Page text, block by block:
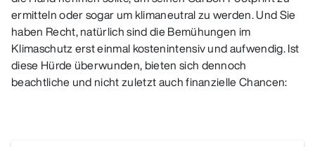
ermitteln oder sogar um klimaneutral zu werden. Und Sie
haben Recht, natürlich sind die Bemühungen im
Klimaschutz erst einmal kostenintensiv und aufwendig. Ist
diese Hürde überwunden, bieten sich dennoch
beachtliche und nicht zuletzt auch finanzielle Chancen: